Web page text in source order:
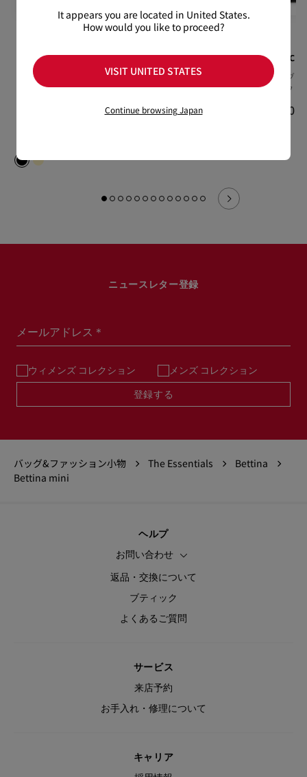
New Very
Prive
トレザー - ブラック - ウィ
Hot Chick
70 mm パンプス - パテント
レザー - ブラック - ウィメ
Nostalgic
ベルトバッグ -
ー - ブラック
¥ 264,000
ニュースレター登録
メールアドレス＊
ウィメンズ コレクション メンズ コレクション
登録する
バッグ&ファッション小物 The Essentials
Bettina
Bettina mini
ヘルプ
お問い合わせ
返品・交換について
ブティック
よくあるご質問
サービス
来店予約
お手入れ・修理について
キャリア
It appears you are located in United States.
How would you like to proceed?
VISIT UNITED STATES
Continue browsing Japan